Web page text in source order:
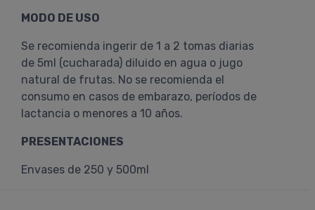
MODO DE USO
Se recomienda ingerir de 1 a 2 tomas diarias
de 5ml (cucharada) diluido en agua o jugo
natural de frutas. No se recomienda el
consumo en casos de embarazo, períodos de
lactancia o menores a 10 años.
PRESENTACIONES
Envases de 250 y 500ml